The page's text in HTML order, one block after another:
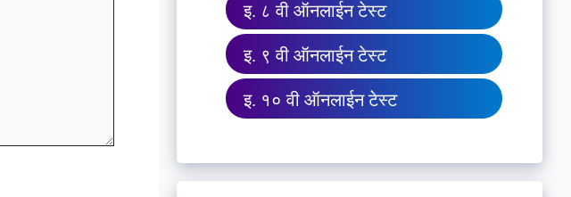
इ. ८ वी ऑनलाईन टेस्ट
इ. ९ वी ऑनलाईन टेस्ट
इ. १० वी ऑनलाईन टेस्ट